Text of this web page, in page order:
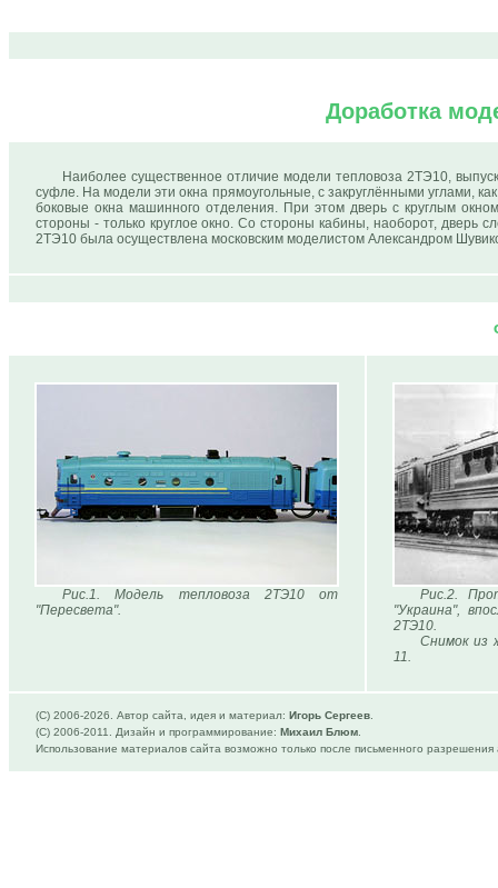
Доработка
Наиболее существенное отличие модели тепловоза 2ТЭ10,
суфле. На модели эти окна прямоугольные, с закруглёнными углами,
боковые окна машинного отделения. При этом дверь с круглым
стороны - только круглое окно. Со стороны кабины, наоборот, дверь
2ТЭ10 была осуществлена московским моделистом Александром
Рис.1. Модель тепловоза 2ТЭ10 от
"Пересвета".
Рис.2.
"Украина",
2ТЭ10.
Снимок из
11.
(C) 2006-2026. Автор сайта, идея и материал: Игорь Сергеев
(C) 2006-2011. Дизайн и программирование: Михаил Блюм
Использование материалов сайта возможно только после письменного разрешения